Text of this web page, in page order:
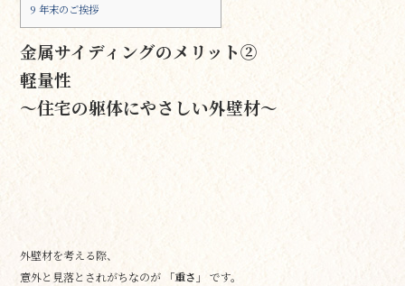
9 年末のご挨拶
金属サイディングのメリット②
軽量性
〜住宅の躯体にやさしい外壁材〜
外壁材を考える際、
意外と見落とされがちなのが
「重さ」
です。